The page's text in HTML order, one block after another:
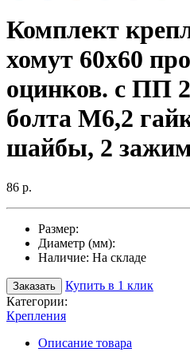
Комплект
хомут 60х60
оцинков. с ПП
болта М6,2
шайбы, 2
86 р.
Размер:
Диаметр (мм):
Наличие: На складе
Заказать
Купить в 1 клик
Категории:
Крепления
Описание товара